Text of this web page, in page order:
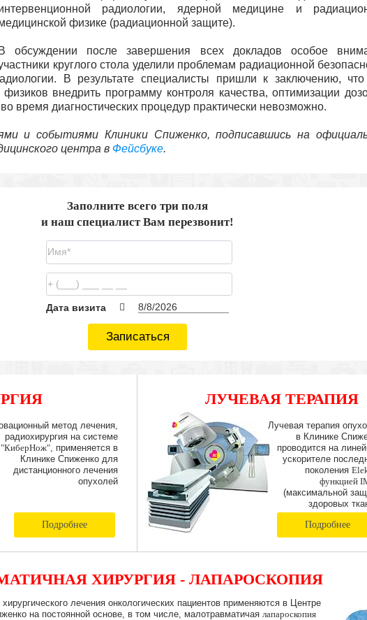
радиологии, ядерной медицине и
физике (радиационной защите).
В обсуждении после завершения всех докладов особое
круглого стола уделили проблемам радиационной
В результате специалисты пришли к заключению,
физиков внедрить программу контроля качества, оптимизации
время диагностических процедур практически невозможно.
и событиями Клиники Спиженко, подписавшись на
центра в Фейсбуке.
Заполните всего три поля
и наш специалист Вам перезвонит!
Дата визита
Записаться
метод лечения,
радиохирургия на системе
"КиберНож" , применяется в
Клинике Спиженко для
дистанционного лечения
опухолей
Подробнее
ЛУЧЕВАЯ ТЕРАПИЯ
Лучевая терапия
в Клинике
проводится на
ускорителе
поколения
функцией
(максимальной
здоровых
Подробнее
ХИРУРГИЯ - ЛАПАРОСКОПИЯ
лечения онкологических пациентов применяются в Центре
на постоянной основе, в том числе, малотравматичая лапароскопия